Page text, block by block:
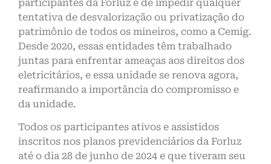
participantes da Forluz e de impedir qualquer
tentativa de desvalorização ou privatização do
patrimônio de todos os mineiros, como a Cemig.
Desde 2020, essas entidades têm trabalhado
juntas para enfrentar ameaças aos direitos dos
eletricitários, e essa unidade se renova agora,
reafirmando a importância do compromisso e
da unidade.
Todos os participantes ativos e assistidos
inscritos nos planos previdenciários da Forluz
até o dia 28 de junho de 2024 e que tiveram seu